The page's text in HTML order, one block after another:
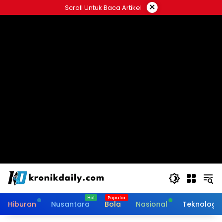
ke
Scroll Untuk Baca Artikel ×
Hiburan Nusantara Bola Nasional Teknologi